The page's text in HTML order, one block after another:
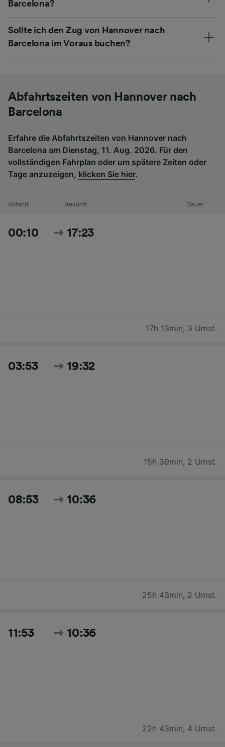
Barcelona?
Sollte ich den Zug von Hannover nach
Barcelona im Voraus buchen?
Abfahrtszeiten von Hannover nach
Barcelona
Erfahre die Abfahrtszeiten von Hannover nach
Barcelona am Dienstag, 11. Aug. 2026. Für den
vollständigen Fahrplan oder um spätere Zeiten oder
Tage anzuzeigen, klicken Sie hier.
Abfahrt Ankunft Dauer
00:10 17:23
17h 13min, 3 Umst.
03:53 19:32
15h 39min, 2 Umst.
08:53 10:36
25h 43min, 2 Umst.
11:53 10:36
22h 43min, 4 Umst.